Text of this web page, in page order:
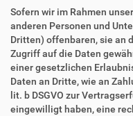
Sofern wir im Rahmen
anderen Personen und
Dritten) offenbaren, sie an
Zugriff auf die Daten
einer gesetzlichen
Daten an Dritte, wie an
lit. b DSGVO zur
eingewilligt haben, eine